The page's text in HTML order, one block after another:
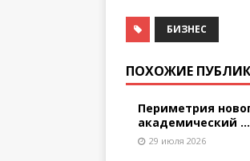
БИЗНЕС
ПОХОЖИЕ
Периметрия
академический ...
29 июля 2026